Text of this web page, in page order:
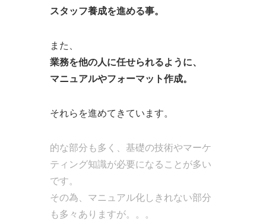
スタッフ養成を進める事。
また、
業務を他の人に任せられるように、
マニュアルやフォーマット作成。
それらを進めてきています。
的な部分も多く、基礎の技術やマーケ
ティング知識が必要になることが多い
です。
その為、マニュアル化しきれない部分
も多々ありますが。。。